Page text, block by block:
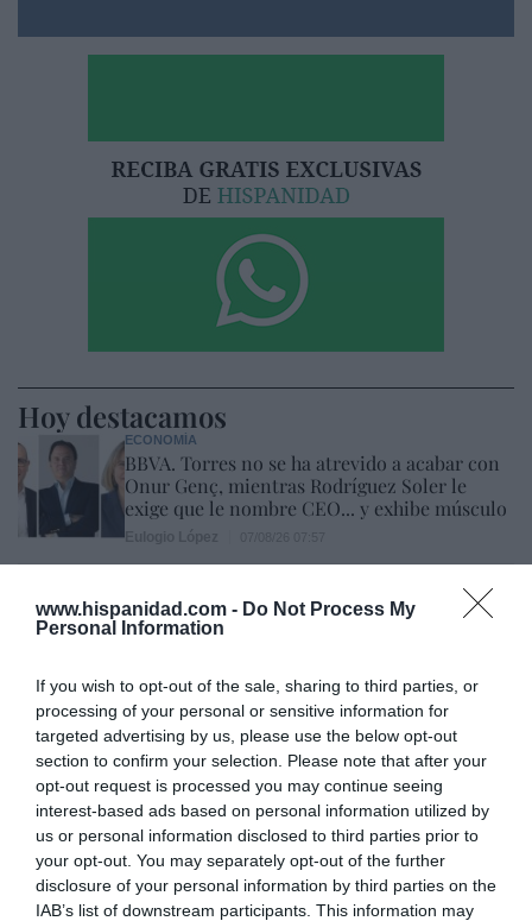
www.hispanidad.com - Do Not Process My
Personal Information
If you wish to opt-out of the sale, sharing to third parties, or
processing of your personal or sensitive information for
targeted advertising by us, please use the below opt-out
section to confirm your selection. Please note that after your
opt-out request is processed you may continue seeing
interest-based ads based on personal information utilized by
us or personal information disclosed to third parties prior to
your opt-out. You may separately opt-out of the further
disclosure of your personal information by third parties on the
IAB’s list of downstream participants. This information may
Hoy destacamos
ECONOMÍA
BBVA. Torres no se ha atrevido a acabar con
Onur Genç, mientras Rodríguez Soler le
exige que le nombre CEO... y exhibe músculo
Isabel Pantoja pierde dos pleitos con
Hacienda por 700.000 euros... suma y sigue
OPINIÓN
Centenario de la guerra cristera: ¡Viva Cristo
Rey!
José Vicente Martínez 07/08/26 08:41
OPINIÓN
No toda crítica a un obispo supone una falta
de respeto